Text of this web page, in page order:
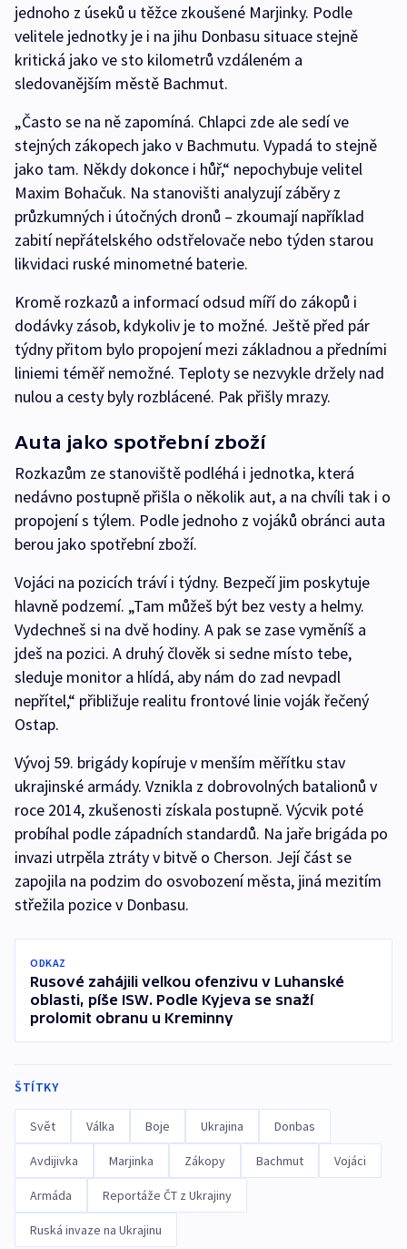
jednoho z úseků u těžce zkoušené Marjinky. Podle
velitele jednotky je i na jihu Donbasu situace stejně
kritická jako ve sto kilometrů vzdáleném a
sledovanějším městě Bachmut.
„Často se na ně zapomíná. Chlapci zde ale sedí ve
stejných zákopech jako v Bachmutu. Vypadá to stejně
jako tam. Někdy dokonce i hůř,“ nepochybuje velitel
Maxim Bohačuk. Na stanovišti analyzují záběry z
průzkumných i útočných dronů – zkoumají například
zabití nepřátelského odstřelovače nebo týden starou
likvidaci ruské minometné baterie.
Kromě rozkazů a informací odsud míří do zákopů i
dodávky zásob, kdykoliv je to možné. Ještě před pár
týdny přitom bylo propojení mezi základnou a předními
liniemi téměř nemožné. Teploty se nezvykle držely nad
nulou a cesty byly rozblácené. Pak přišly mrazy.
Auta jako spotřební zboží
Rozkazům ze stanoviště podléhá i jednotka, která
nedávno postupně přišla o několik aut, a na chvíli tak i o
propojení s týlem. Podle jednoho z vojáků obránci auta
berou jako spotřební zboží.
Vojáci na pozicích tráví i týdny. Bezpečí jim poskytuje
hlavně podzemí. „Tam můžeš být bez vesty a helmy.
Vydechneš si na dvě hodiny. A pak se zase vyměníš a
jdeš na pozici. A druhý člověk si sedne místo tebe,
sleduje monitor a hlídá, aby nám do zad nevpadl
nepřítel,“ přibližuje realitu frontové linie voják řečený
Ostap.
Vývoj 59. brigády kopíruje v menším měřítku stav
ukrajinské armády. Vznikla z dobrovolných batalionů v
roce 2014, zkušenosti získala postupně. Výcvik poté
probíhal podle západních standardů. Na jaře brigáda po
invazi utrpěla ztráty v bitvě o Cherson. Její část se
zapojila na podzim do osvobození města, jiná mezitím
střežila pozice v Donbasu.
ODKAZ
Rusové zahájili velkou ofenzivu v Luhanské
oblasti, píše ISW. Podle Kyjeva se snaží
prolomit obranu u Kreminny
ŠTÍTKY
Svět Válka Boje Ukrajina Donbas
Avdijivka Marjinka Zákopy Bachmut Vojáci
Armáda Reportáže ČT z Ukrajiny
Ruská invaze na Ukrajinu